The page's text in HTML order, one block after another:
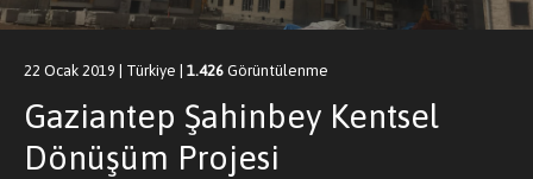
22 Ocak 2019 | Türkiye | 1.426 Görüntülenme
Gaziantep Şahinbey Kentsel
Dönüşüm Projesi